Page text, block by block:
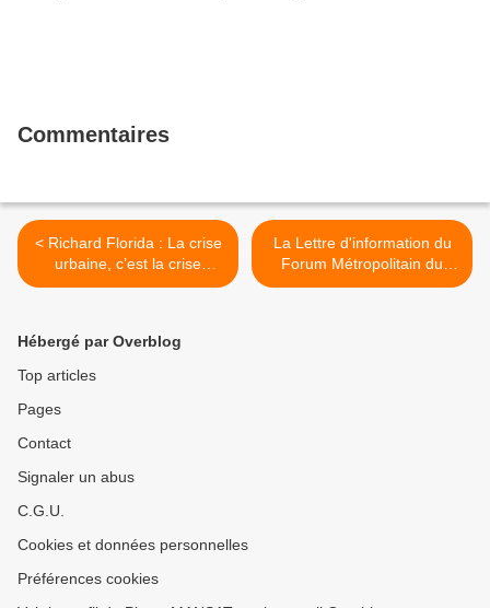
Commentaires
< Richard Florida : La crise
urbaine, c’est la crise
centrale du capitalisme
La Lettre d'information du
Forum Métropolitain du
Grand Paris >
Hébergé par Overblog
Top articles
Pages
Contact
Signaler un abus
C.G.U.
Cookies et données personnelles
Préférences cookies